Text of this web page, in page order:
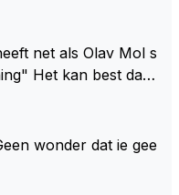
Het kan best dat
in een tijd zonder r
wonder dat ie gee